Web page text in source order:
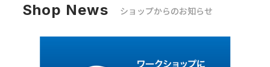
Shop News ショップからのお知らせ